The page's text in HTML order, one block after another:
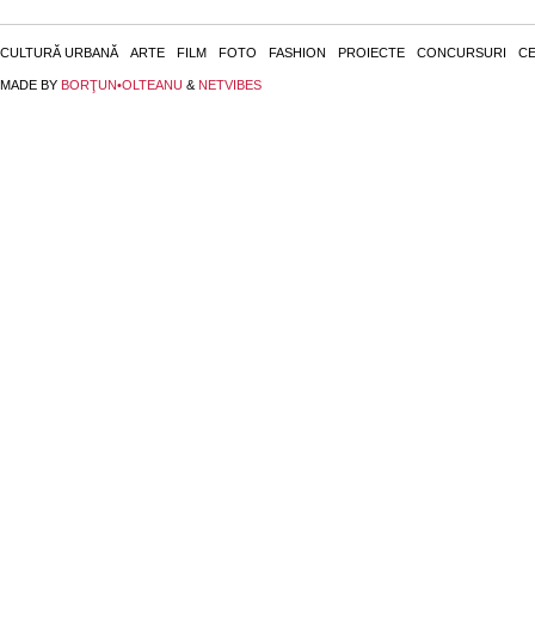
CULTURĂ URBANĂ ARTE FILM FOTO FASHION PROIECTE CONCURSURI
MADE BY BORŢUN•OLTEANU & NETVIBES